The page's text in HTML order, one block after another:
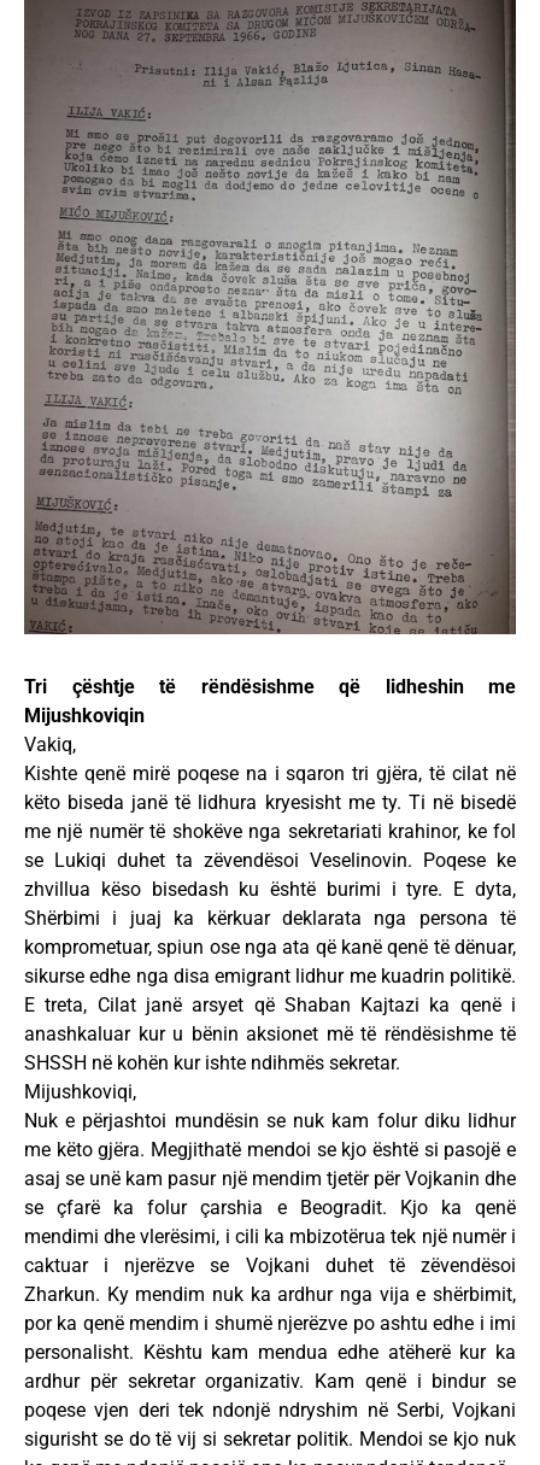
Tri çështje të rëndësishme që lidheshin me
Mijushkoviqin
Vakiq,
Kishte qenë mirë poqese na i sqaron tri gjëra, të cilat në
këto biseda janë të lidhura kryesisht me ty. Ti në bisedë
me një numër të shokëve nga sekretariati krahinor, ke fol
se Lukiqi duhet ta zëvendësoi Veselinovin. Poqese ke
zhvillua këso bisedash ku është burimi i tyre. E dyta,
Shërbimi i juaj ka kërkuar deklarata nga persona të
komprometuar, spiun ose nga ata që kanë qenë të dënuar,
sikurse edhe nga disa emigrant lidhur me kuadrin politikë.
E treta, Cilat janë arsyet që Shaban Kajtazi ka qenë i
anashkaluar kur u bënin aksionet më të rëndësishme të
SHSSH në kohën kur ishte ndihmës sekretar.
Mijushkoviqi,
Nuk e përjashtoi mundësin se nuk kam folur diku lidhur
me këto gjëra. Megjithatë mendoi se kjo është si pasojë e
asaj se unë kam pasur një mendim tjetër për Vojkanin dhe
se çfarë ka folur çarshia e Beogradit. Kjo ka qenë
mendimi dhe vlerësimi, i cili ka mbizotërua tek një numër i
caktuar i njerëzve se Vojkani duhet të zëvendësoi
Zharkun. Ky mendim nuk ka ardhur nga vija e shërbimit,
por ka qenë mendim i shumë njerëzve po ashtu edhe i imi
personalisht. Kështu kam mendua edhe atëherë kur ka
ardhur për sekretar organizativ. Kam qenë i bindur se
poqese vjen deri tek ndonjë ndryshim në Serbi, Vojkani
sigurisht se do të vij si sekretar politik. Mendoi se kjo nuk